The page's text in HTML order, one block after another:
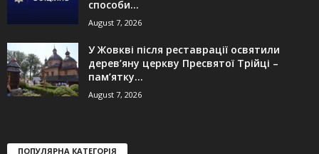
способи...
August 7, 2026
У Жовкві після реставрації освятили
дерев’яну церкву Пресвятої Трійці –
пам’ятку...
August 7, 2026
ПОПУЛЯРНА КАТЕГОРІЯ